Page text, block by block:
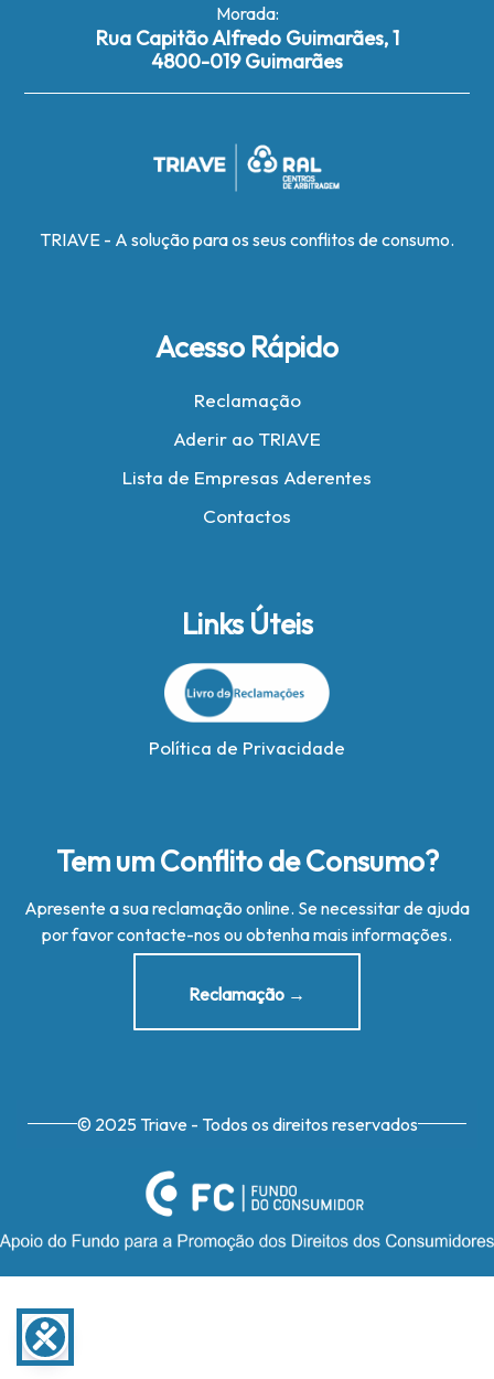
Morada:
Rua Capitão Alfredo Guimarães, 1
4800-019 Guimarães
TRIAVE - A solução para os seus conflitos de consumo.
Acesso Rápido
Reclamação
Aderir ao TRIAVE
Lista de Empresas Aderentes
Contactos
Links Úteis
Política de Privacidade
Tem um Conflito de Consumo?
Apresente a sua reclamação online. Se necessitar de ajuda
por favor contacte-nos ou obtenha mais informações.
Reclamação →
© 2025 Triave - Todos os direitos reservados